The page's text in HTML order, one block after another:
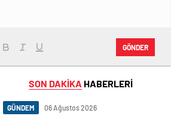
GÖNDER
SON DAKİKA HABERLERİ
GÜNDEM 06 Ağustos 2026